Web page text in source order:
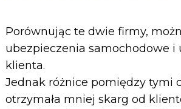
Porównując te dwie firmy,
ubezpieczenia samochodowe
klienta.
Jednak różnice pomiędzy tymi
otrzymała mniej skarg od